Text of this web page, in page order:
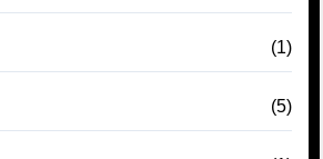
(1)
(5)